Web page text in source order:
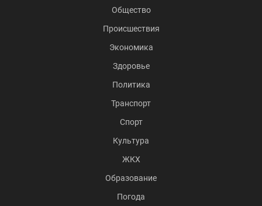
Общество
Происшествия
Экономика
Здоровье
Политика
Транспорт
Спорт
Культура
ЖКХ
Образование
Погода